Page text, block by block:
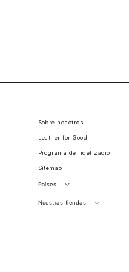
Sobre nosotros
Leather for Good
Programa de fidelización
Sitemap
Países
Perú
Nuestras tiendas